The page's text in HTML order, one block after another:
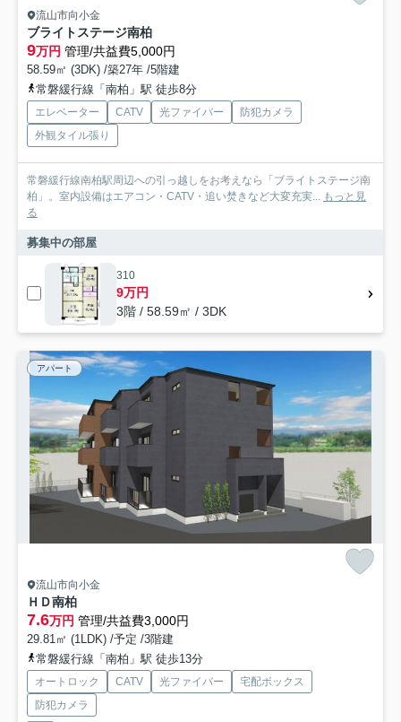
流山市向小金
ブライトステージ南柏
9万円 管理/共益費5,000円
58.59㎡ (3DK) /築27年 /5階建
常磐緩行線「南柏」駅 徒歩8分
エレベーター CATV 光ファイバー
防犯カメラ
外観タイル張り
常磐緩行線南柏駅周辺への引っ越しをお考えなら「ブライトステージ南
柏」。室内設備はエアコン・CATV・追い焚きなど大変充実...
もっと見
る
募集中の部屋
310
9万円
3階 / 58.59㎡ / 3DK
アパート
流山市向小金
ＨＤ南柏
7.6万円 管理/共益費3,000円
29.81㎡ (1LDK) /予定 /3階建
常磐緩行線「南柏」駅 徒歩13分
オートロック CATV 光ファイバー
宅配ボックス
防犯カメラ